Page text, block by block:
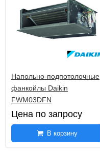
Напольно-подпотолочные
фанкойлы Daikin
FWM03DFN
Цена по запросу
В корзину